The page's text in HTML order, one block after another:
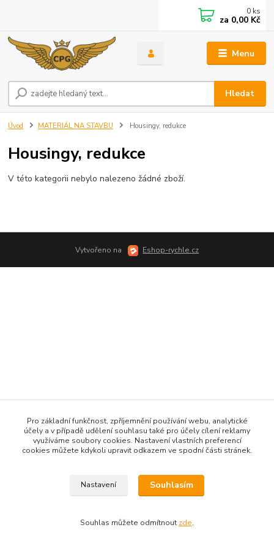
Menu
Hledat
0 ks
za 0,00 Kč
Úvod MATERIÁL NA STAVBU Housingy, redukce
Housingy, redukce
V této kategorii nebylo nalezeno žádné zboží.
Vytvořeno na Eshop-rychle.cz
Pro základní funkčnost, zpříjemnění používání webu, analytické
účely a v případě udělení souhlasu také pro účely cílení reklamy
využíváme soubory cookies. Nastavení vlastních preferencí
cookies můžete kdykoli upravit odkazem ve spodní části stránek.
Nastavení Souhlasím
Souhlas můžete odmítnout zde.